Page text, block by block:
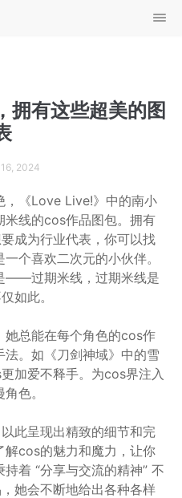
拥有这些超美的图
2024
，《Love Live!》中的南小
米线的cos作品图包。拥有
成为行业代表，你可以找
个喜欢二次元的小伙伴。
——过期米线，过期米线是
如此。
她总能在每个角色的cos作
。如《刀剑神域》中的雪
加爱不释手。为cos界注入
色。
此呈现出精致的细节和完
解cos的魅力和魔力，让你
着 “分享与交流的精神” 不
她会不断地给出各种各样